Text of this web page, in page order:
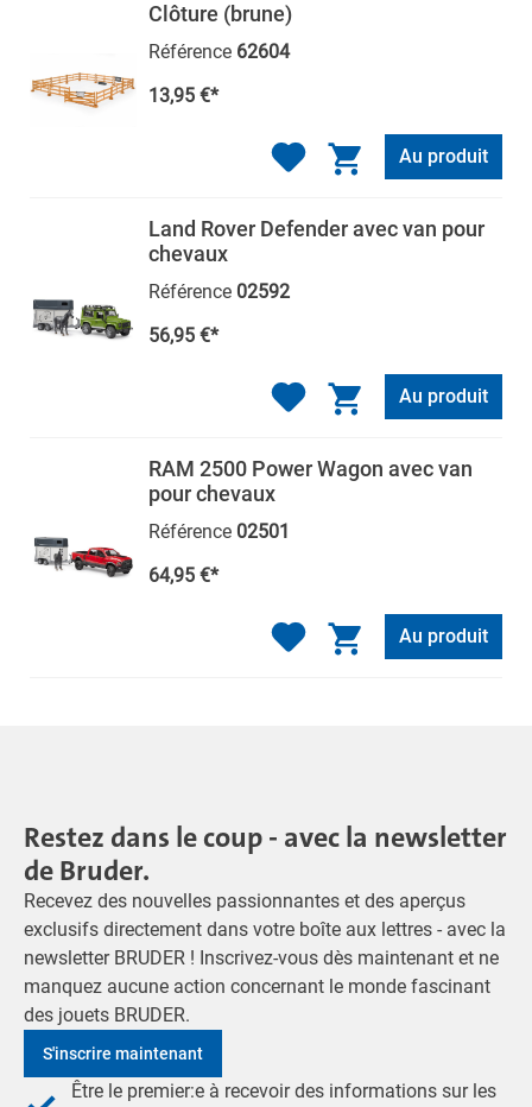
Clôture (brune)
Référence 62604
13,95 €*
Au produit
Land Rover Defender avec van pour
chevaux
Référence 02592
56,95 €*
Au produit
RAM 2500 Power Wagon avec van
pour chevaux
Référence 02501
64,95 €*
Au produit
Restez dans le coup - avec la newsletter
de Bruder.
Recevez des nouvelles passionnantes et des aperçus
exclusifs directement dans votre boîte aux lettres - avec la
newsletter BRUDER ! Inscrivez-vous dès maintenant et ne
manquez aucune action concernant le monde fascinant
des jouets BRUDER.
S'inscrire maintenant
Être le premier:e à recevoir des informations sur les